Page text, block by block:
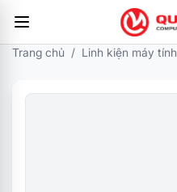
Trang chủ / Linh kiện máy tính